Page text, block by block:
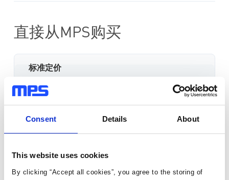
Consent Details About
This website uses cookies
By clicking “Accept all cookies”, you agree to the storing of
直接从MPS购买
标准定价
数量
有货
3-10个工作日内到货。 每单运费仅为 5 美元。